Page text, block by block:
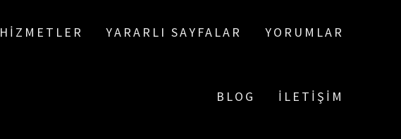
HIZMETLER YARARLI SAYFALAR YORUMLAR
BLOG İLETIŞIM